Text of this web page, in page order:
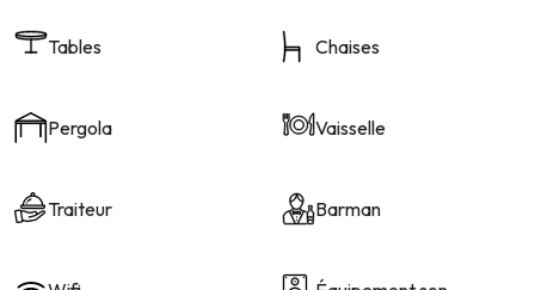
Tables Chaises
Pergola Vaisselle
Traiteur Barman